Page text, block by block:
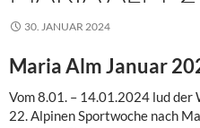
30. JANUAR 2024
Maria Alm Januar
Vom 8.01. – 14.01.2024 lud
22. Alpinen Sportwoche nach